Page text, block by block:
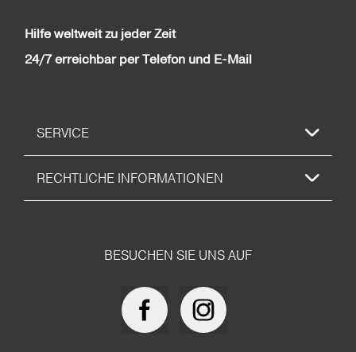
Hilfe weltweit zu jeder Zeit
24/7 erreichbar per Telefon und E-Mail
SERVICE
RECHTLICHE INFORMATIONEN
BESUCHEN SIE UNS AUF